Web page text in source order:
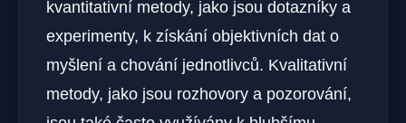
kvantitativní metody, jako jsou dotazníky a
experimenty, k získání objektivních dat o
myšlení a chování jednotlivců. Kvalitativní
metody, jako jsou rozhovory a pozorování,